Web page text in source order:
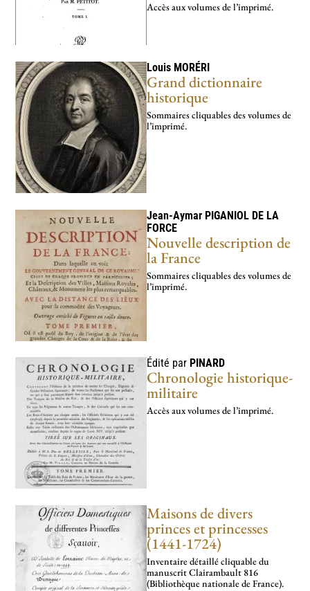
Accès aux volumes de l’imprimé.
Louis MORÉRI
Grand dictionnaire
historique
Sommaires cliquables des volumes de
l’imprimé.
Jean-Aymar PIGANIOL DE LA
FORCE
Nouvelle description de
la France
Sommaires cliquables des volumes de
l’imprimé.
Édité par PINARD
Chronologie historique-
militaire
Accès aux volumes de l’imprimé.
Maisons de divers
princes et princesses
(1441-1724)
Inventaire détaillé cliquable du
manuscrit Clairambault 816
(Bibliothèque nationale de France).